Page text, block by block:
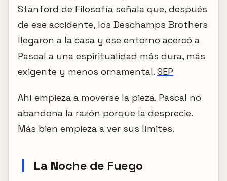
Stanford de Filosofía señala que, después
de ese accidente, los Deschamps Brothers
llegaron a la casa y ese entorno acercó a
Pascal a una espiritualidad más dura, más
exigente y menos ornamental. SEP
Ahí empieza a moverse la pieza. Pascal no
abandona la razón porque la desprecie.
Más bien empieza a ver sus límites.
La Noche de Fuego